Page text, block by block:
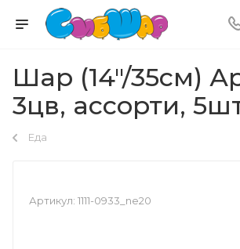
Шар (14"/35см)
3цв, ассорти,
Еда
Артикул: 1111-0933_ne20